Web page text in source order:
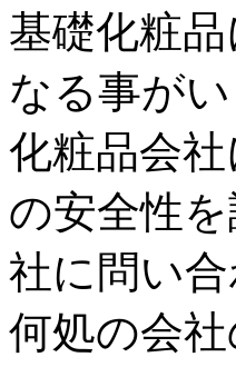
基礎化粧
なる事がい
化粧品会
の安全性
社に問い
何処の会